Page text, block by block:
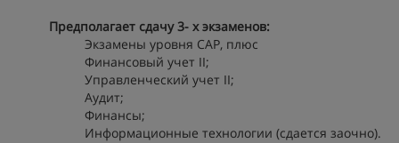
Предполагает сдачу 3- х экзаменов:
Экзамены уровня САР, плюс
Финансовый учет II;
Управленческий учет II;
Аудит;
Финансы;
Информационные технологии (сдается заочно).